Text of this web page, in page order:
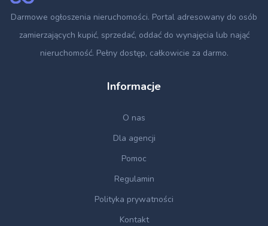
Darmowe ogłoszenia nieruchomości. Portal adresowany do osób
zamierzających kupić, sprzedać, oddać do wynajęcia lub nająć
nieruchomość. Pełny dostęp, całkowicie za darmo.
Informacje
O nas
Dla agencji
Pomoc
Regulamin
Polityka prywatności
Kontakt